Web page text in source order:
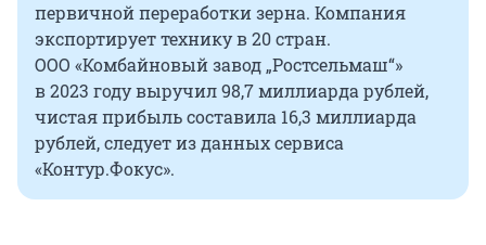
первичной переработки зерна. Компания
экспортирует техникув 20 стран.
ООО «Комбайновый завод „Ростсельмаш“»
в 2023 годувыручил98,7 миллиардарублей,
чистая прибыль составила 16,3 миллиарда
рублей, следует из данных сервиса
«Контур.Фокус». ​